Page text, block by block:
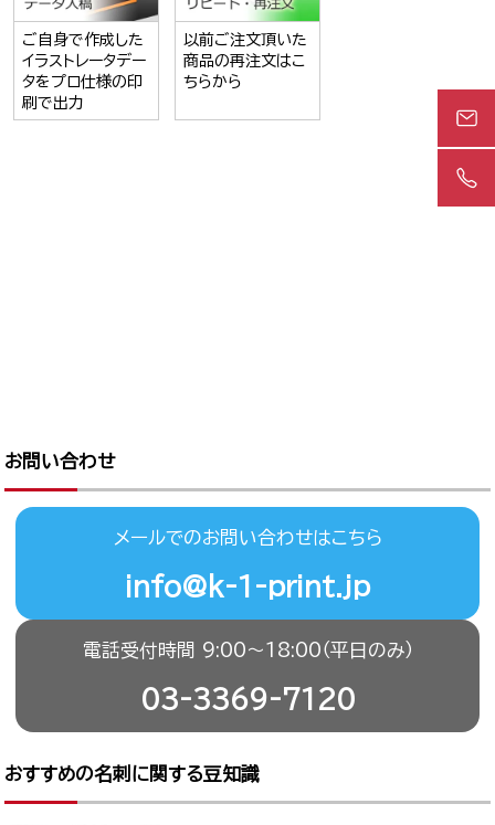
ご自身で作成した
イラストレータデー
タをプロ仕様の印
刷で出力
以前ご注文頂いた
商品の再注文はこ
ちらから
お問い合わせ
メールでのお問い合わせはこちら
info@k-1-print.jp
電話受付時間 9:00〜18:00（平日のみ）
03-3369-7120
おすすめの名刺に関する豆知識